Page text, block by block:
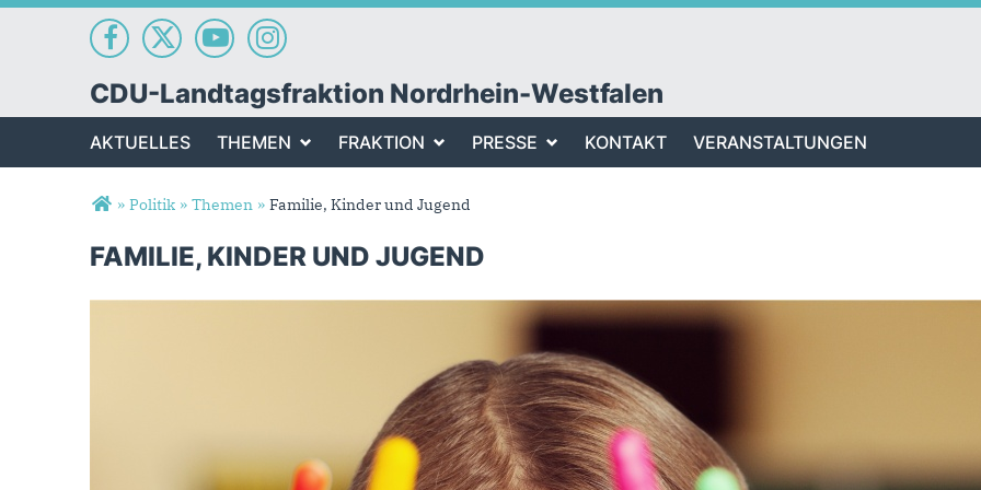
CDU-Landtagsfraktion Nordrhein-Westfalen
AKTUELLES THEMEN FRAKTION PRESSE KONTAKT VERANSTALTUNGEN
Sie sind hier
» Politik » Themen » Familie, Kinder und Jugend
FAMILIE, KINDER UND JUGEND